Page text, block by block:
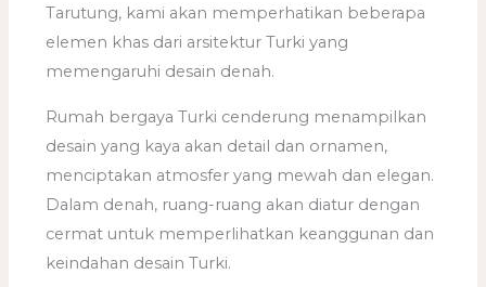
Tarutung, kami akan memperhatikan beberapa
elemen khas dari arsitektur Turki yang
memengaruhi desain denah.
Rumah bergaya Turki cenderung menampilkan
desain yang kaya akan detail dan ornamen,
menciptakan atmosfer yang mewah dan elegan.
Dalam denah, ruang-ruang akan diatur dengan
cermat untuk memperlihatkan keanggunan dan
keindahan desain Turki.